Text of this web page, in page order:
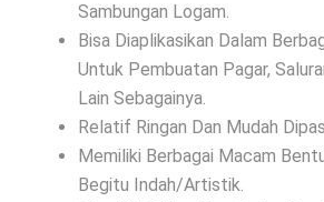
Sambungan Logam.
Bisa Diaplikasikan Dalam
Untuk Pembuatan Pagar,
Lain Sebagainya.
Relatif Ringan Dan Mudah
Memiliki Berbagai Macam
Begitu Indah/Artistik.